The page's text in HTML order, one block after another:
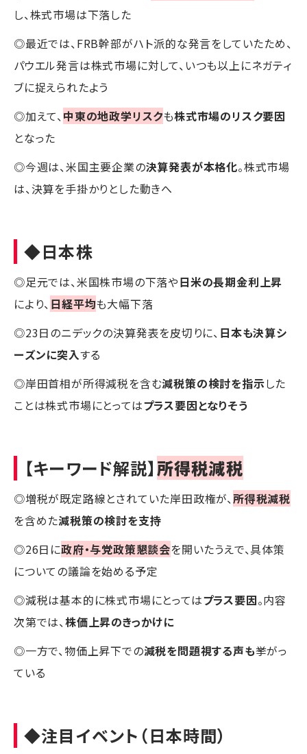
し、株式市場は下落した
◎最近では、FRB幹部がハト派的な発言をしていたため、
パウエル発言は株式市場に対して、いつも以上にネガティ
ブに捉えられたよう
◎加えて、 中東の地政学リスクも株式市場のリスク要因
となった
◎今週は、米国主要企業の決算発表が本格化。株式市場
は、決算を手掛かりとした動きへ
◆日本株
◎足元では、米国株市場の下落や日米の長期金利上昇
により、 日経平均も大幅下落
◎23日のニデックの決算発表を皮切りに、 日本も決算シ
ーズンに突入する
◎岸田首相が所得減税を含む減税策の検討を指示した
ことは株式市場にとってはプラス要因となりそう
【キーワード解説】 所得税減税
◎増税が既定路線とされていた岸田政権が、所得税減税
を含めた減税策の検討を支持
◎26日に政府・与党政策懇談会を開いたうえで、具体策
についての議論を始める予定
◎減税は基本的に株式市場にとってはプラス要因。内容
次第では、株価上昇のきっかけに
◎一方で、物価上昇下での減税を問題視する声も挙がっ
ている
◆注目イベント（日本時間）